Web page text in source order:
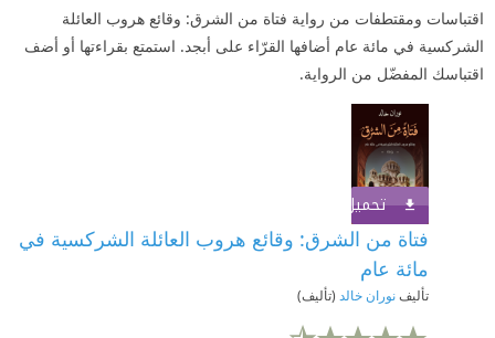
اقتباسات ومقتطفات من رواية فتاة من الشرق: وقائع هروب العائلة
الشركسية في مائة عام أضافها القرّاء على أبجد. استمتع بقراءتها أو أضف
اقتباسك المفضّل من الرواية.
تحميل الكتاب
فتاة من الشرق: وقائع هروب العائلة الشركسية في
مائة عام
تأليفنوران خالد (تأليف)